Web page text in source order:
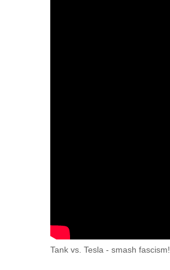
Tank vs. Tesla - smash fascism!